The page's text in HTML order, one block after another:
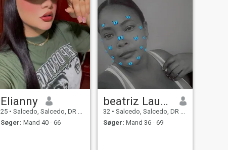
Elianny
25 • Salcedo, Salcedo, DR Dominikanske
Søger: Mand 40 - 66
beatriz Laureano
32 • Salcedo, Salcedo, DR Dominikanske
Søger: Mand 36 - 69